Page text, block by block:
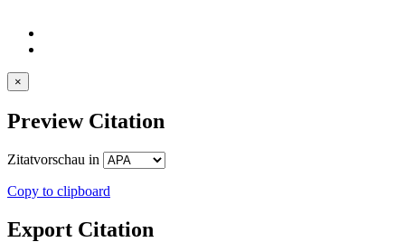
×
Preview Citation
Zitatvorschau in
Copy to clipboard
Export Citation